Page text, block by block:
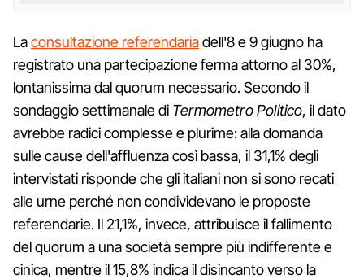
Laconsultazione referendariadell'8 e 9 giugno ha
registrato una partecipazione ferma attorno al 30%,
lontanissima dal quorum necessario. Secondo il
sondaggio settimanale di Termometro Politico, il dato
avrebbe radici complesse e plurime: alla domanda
sulle cause dell'affluenza così bassa, il 31,1% degli
intervistati risponde che gli italiani non si sono recati
alle urne perché non condividevano le proposte
referendarie. Il 21,1%, invece, attribuisce il fallimento
del quorum a una società sempre più indifferente e
cinica, mentre il 15,8% indica il disincanto verso la